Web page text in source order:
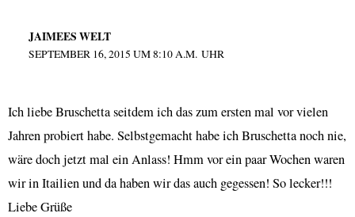
JAIMEES WELT
SEPTEMBER 16, 2015 UM 8:10 A.M. UHR
Ich liebe Bruschetta seitdem ich das zum ersten mal vor vielen
Jahren probiert habe. Selbstgemacht habe ich Bruschetta noch nie,
wäre doch jetzt mal ein Anlass! Hmm vor ein paar Wochen waren
wir in Itailien und da haben wir das auch gegessen! So lecker!!!
Liebe Grüße